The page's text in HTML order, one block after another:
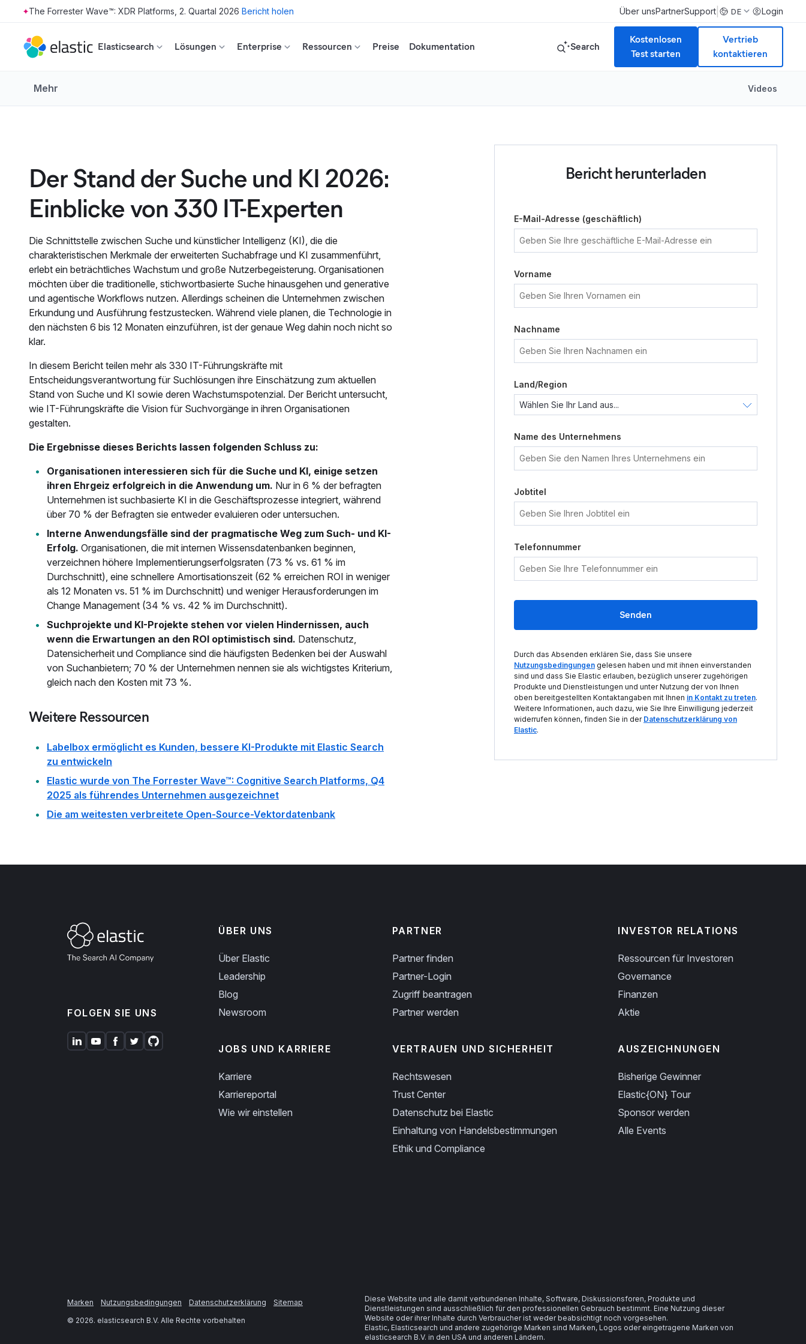
Skip to main content
The Forrester Wave™: XDR Platforms, 2. Quartal 2026 Bericht holen Über unsPartnerSupport DE Login
Elasticsearch Lösungen Enterprise Ressourcen Preise Dokumentation Search
Kostenlosen
Test starten
Vertrieb
kontaktieren
Mehr Videos
Der Stand der Suche und KI 2026:
Einblicke von 330 IT-Experten
Die Schnittstelle zwischen Suche und künstlicher Intelligenz (KI), die die
charakteristischen Merkmale der erweiterten Suchabfrage und KI zusammenführt,
erlebt ein beträchtliches Wachstum und große Nutzerbegeisterung. Organisationen
möchten über die traditionelle, stichwortbasierte Suche hinausgehen und generative
und agentische Workflows nutzen. Allerdings scheinen die Unternehmen zwischen
Erkundung und Ausführung festzustecken. Während viele planen, die Technologie in
den nächsten 6 bis 12 Monaten einzuführen, ist der genaue Weg dahin noch nicht so
klar.
In diesem Bericht teilen mehr als 330 IT-Führungskräfte mit
Entscheidungsverantwortung für Suchlösungen ihre Einschätzung zum aktuellen
Stand von Suche und KI sowie deren Wachstumspotenzial. Der Bericht untersucht,
wie IT-Führungskräfte die Vision für Suchvorgänge in ihren Organisationen
gestalten.
Die Ergebnisse dieses Berichts lassen folgenden Schluss zu:
Organisationen interessieren sich für die Suche und KI, einige setzen
ihren Ehrgeiz erfolgreich in die Anwendung um. Nur in 6 % der befragten
Unternehmen ist suchbasierte KI in die Geschäftsprozesse integriert, während
über 70 % der Befragten sie entweder evaluieren oder untersuchen.
Interne Anwendungsfälle sind der pragmatische Weg zum Such- und KI-
Erfolg. Organisationen, die mit internen Wissensdatenbanken beginnen,
verzeichnen höhere Implementierungserfolgsraten (73 % vs. 61 % im
Durchschnitt), eine schnellere Amortisationszeit (62 % erreichen ROI in weniger
als 12 Monaten vs. 51 % im Durchschnitt) und weniger Herausforderungen im
Change Management (34 % vs. 42 % im Durchschnitt).
Suchprojekte und KI-Projekte stehen vor vielen Hindernissen, auch
wenn die Erwartungen an den ROI optimistisch sind. Datenschutz,
Datensicherheit und Compliance sind die häufigsten Bedenken bei der Auswahl
von Suchanbietern; 70 % der Unternehmen nennen sie als wichtigstes Kriterium,
gleich nach den Kosten mit 73 %.
Weitere Ressourcen
Labelbox ermöglicht es Kunden, bessere KI-Produkte mit Elastic Search
zu entwickeln
Elastic wurde von The Forrester Wave™: Cognitive Search Platforms, Q4
2025 als führendes Unternehmen ausgezeichnet
Die am weitesten verbreitete Open-Source-Vektordatenbank
Bericht herunterladen
E-Mail-Adresse (geschäftlich)
Vorname
Nachname
Land/Region
Name des Unternehmens
Jobtitel
Telefonnummer
Senden
Durch das Absenden erklären Sie, dass Sie unsere
Nutzungsbedingungen gelesen haben und mit ihnen einverstanden
sind und dass Sie Elastic erlauben, bezüglich unserer zugehörigen
Produkte und Dienstleistungen und unter Nutzung der von Ihnen
oben bereitgestellten Kontaktangaben mit Ihnen in Kontakt zu treten.
Weitere Informationen, auch dazu, wie Sie Ihre Einwilligung jederzeit
widerrufen können, finden Sie in der Datenschutzerklärung von
Elastic.
FOLGEN SIE UNS
ÜBER UNS
Über Elastic
Leadership
Blog
Newsroom
JOBS UND KARRIERE
Karriere
Karriereportal
Wie wir einstellen
PARTNER
Partner finden
Partner-Login
Zugriff beantragen
Partner werden
VERTRAUEN UND SICHERHEIT
Rechtswesen
Trust Center
Datenschutz bei Elastic
Einhaltung von Handelsbestimmungen
Ethik und Compliance
INVESTOR RELATIONS
Ressourcen für Investoren
Governance
Finanzen
Aktie
AUSZEICHNUNGEN
Bisherige Gewinner
Elastic{ON} Tour
Sponsor werden
Alle Events
Marken Nutzungsbedingungen Datenschutzerklärung
Sitemap
© 2026. elasticsearch B.V. Alle Rechte vorbehalten
Diese Website und alle damit verbundenen Inhalte, Software, Diskussionsforen, Produkte und
Dienstleistungen sind ausschließlich für den professionellen Gebrauch bestimmt. Eine Nutzung dieser
Website oder ihrer Inhalte durch Verbraucher ist weder beabsichtigt noch vorgesehen.
Elastic, Elasticsearch und andere zugehörige Marken sind Marken, Logos oder eingetragene Marken von
elasticsearch B.V. in den USA und anderen Ländern.